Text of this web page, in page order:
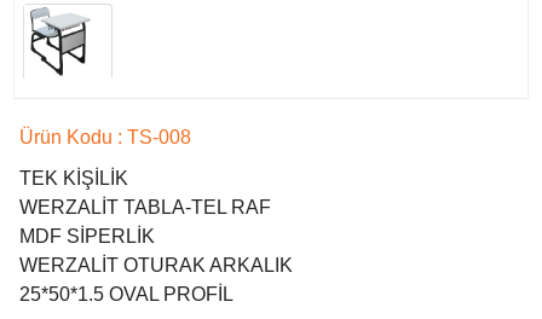
Ürün Kodu : TS-008
TEK KİŞİLİK
WERZALİT TABLA-TEL RAF
MDF SİPERLİK
WERZALİT OTURAK ARKALIK
25*50*1.5 OVAL PROFİL
ADANA - SEYHAN
ROTARY ANADOLU LİSESİ 4mz Eğitim Donatılarını Tercih Etti
ADANA - YÜREĞİR
İSMAİL KULAK ANADOLU LİSESİ
ADANA - ÇUKUROVA